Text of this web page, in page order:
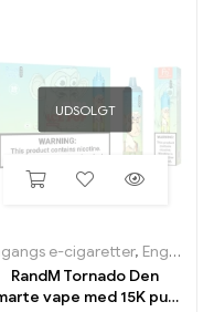
UDSOLGT
e-cigaretter, Engangs e-cigaretter i Belgien
RandM Tornado Den
vape med 15K pust